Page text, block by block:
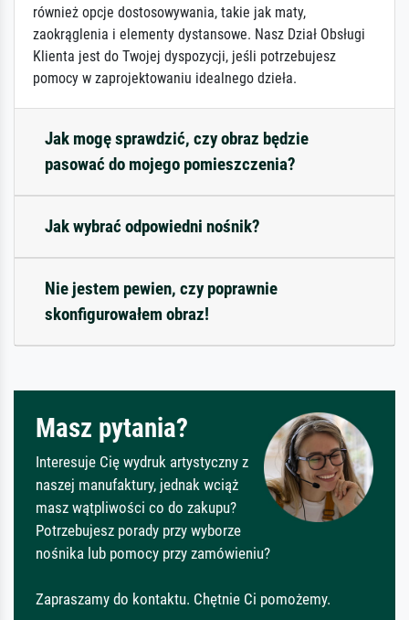
również opcje dostosowywania, takie jak maty,
zaokrąglenia i elementy dystansowe. Nasz Dział Obsługi
Klienta jest do Twojej dyspozycji, jeśli potrzebujesz
pomocy w zaprojektowaniu idealnego dzieła.
Jak mogę sprawdzić, czy obraz będzie
pasować do mojego pomieszczenia?
Jak wybrać odpowiedni nośnik?
Nie jestem pewien, czy poprawnie
skonfigurowałem obraz!
Masz pytania?
Interesuje Cię wydruk artystyczny z
naszej manufaktury, jednak wciąż
masz wątpliwości co do zakupu?
Potrzebujesz porady przy wyborze
nośnika lub pomocy przy zamówieniu?
Zapraszamy do kontaktu. Chętnie Ci pomożemy.